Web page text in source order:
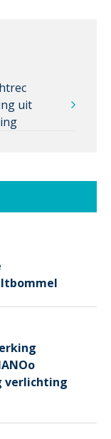
uit
verlichting